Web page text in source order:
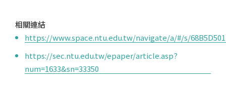
相關連結
https://www.space.ntu.edu.tw/navigate/a/#/s/
https://sec.ntu.edu.tw/epaper/article.asp?
num=1633&sn=33350